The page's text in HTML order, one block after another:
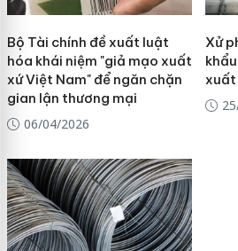
Bộ Tài chính đề xuất luật
hóa khái niệm "giả mạo xuất
xứ Việt Nam" để ngăn chặn
gian lận thương mại
06/04/2026
Xử
xuất